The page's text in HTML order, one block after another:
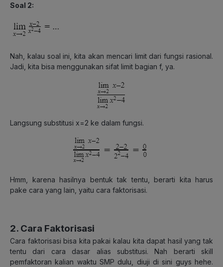
Soal 2:
Nah, kalau soal ini, kita akan mencari limit dari fungsi rasional.
Jadi, kita bisa menggunakan sifat limit bagian f, ya.
Langsung substitusi x=2 ke dalam fungsi.
Hmm, karena hasilnya bentuk tak tentu, berarti kita harus
pake cara yang lain, yaitu cara faktorisasi.
2. Cara Faktorisasi
Cara faktorisasi bisa kita pakai kalau kita dapat hasil yang tak
tentu dari cara dasar alias substitusi. Nah berarti skill
pemfaktoran kalian waktu SMP dulu, diuji di sini guys hehe.